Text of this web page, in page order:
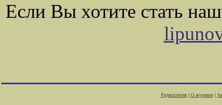
Если Вы хотите стать
Редколлегия| О журнале|